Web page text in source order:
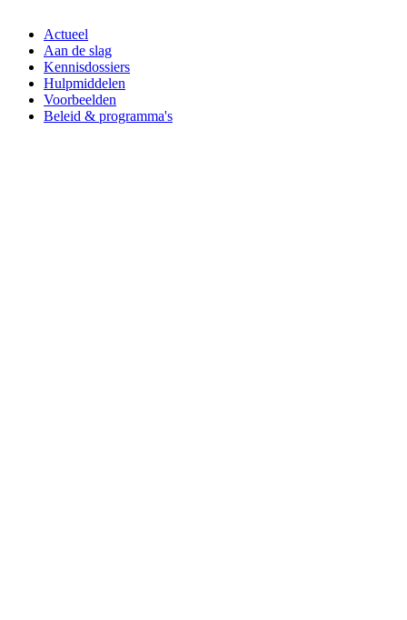
Actueel
Aan de slag
Kennisdossiers
Hulpmiddelen
Voorbeelden
Beleid & programma's